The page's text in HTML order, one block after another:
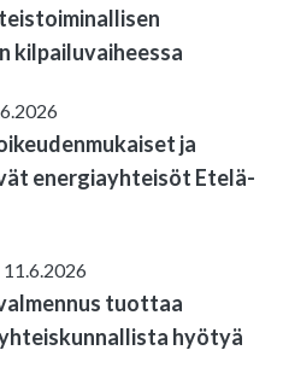
kilpailuvaiheessa
ja
energiayhteisöt Etelä-
11.6.2026
tuottaa
hyötyä